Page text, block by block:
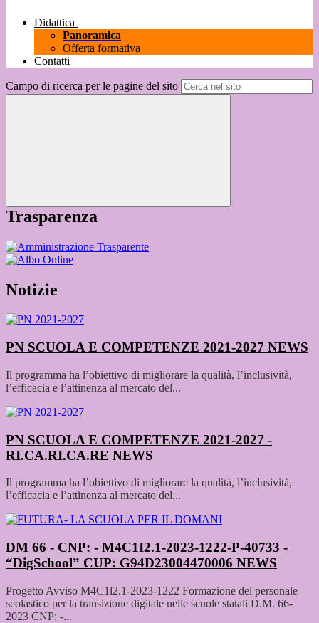
Didattica
Panoramica
Offerta formativa
Contatti
Campo di ricerca per le pagine del sito
Trasparenza
Notizie
PN SCUOLA E COMPETENZE 2021-2027 NEWS
Il programma ha l’obiettivo di migliorare la qualità, l’inclusività,
l’efficacia e l’attinenza al mercato del...
PN SCUOLA E COMPETENZE 2021-2027 -
RI.CA.RI.CA.RE NEWS
Il programma ha l’obiettivo di migliorare la qualità, l’inclusività,
l’efficacia e l’attinenza al mercato del...
DM 66 - CNP: - M4C1I2.1-2023-1222-P-40733 -
“DigSchool” CUP: G94D23004470006 NEWS
Progetto Avviso M4C1l2.1-2023-1222 Formazione del personale
scolastico per la transizione digitale nelle scuole statali D.M. 66-
2023 CNP: -...